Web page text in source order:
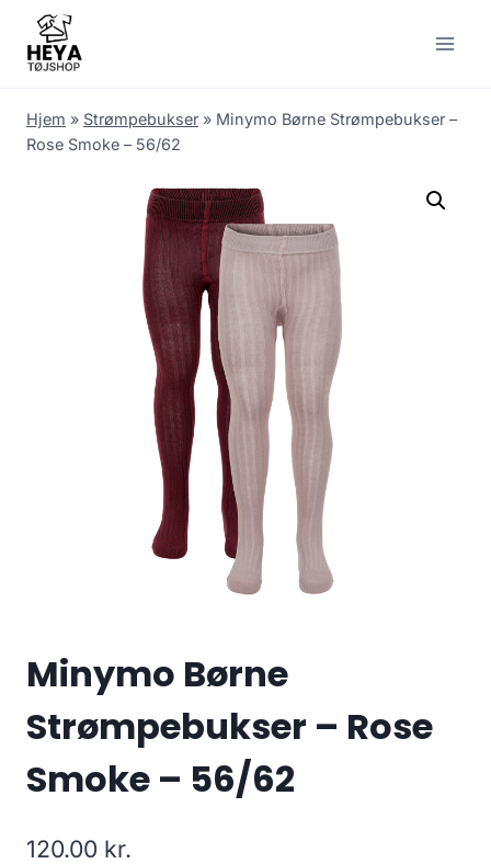
content
Hjem » Strømpebukser » Minymo Børne Strømpebukser –
Rose Smoke – 56/62
Minymo Børne
Strømpebukser – Rose
Smoke – 56/62
120.00 kr.